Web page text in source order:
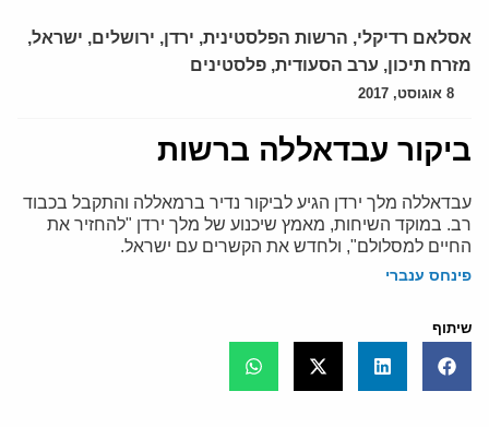
אסלאם רדיקלי, הרשות הפלסטינית, ירדן, ירושלים, ישראל,
מזרח תיכון, ערב הסעודית, פלסטינים
8 אוגוסט, 2017
ביקור עבדאללה ברשות
עבדאללה מלך ירדן הגיע לביקור נדיר ברמאללה והתקבל בכבוד
רב. במוקד השיחות, מאמץ שיכנוע של מלך ירדן "להחזיר את
החיים למסלולם", ולחדש את הקשרים עם ישראל.
פינחס ענברי
שיתוף